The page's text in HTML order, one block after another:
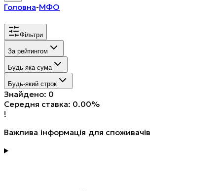
Головна-МФО
Фільтри
За рейтингом
Будь-яка сума
Будь-який строк
Знайдено: 0
Середня ставка: 0.00%
!
Важлива інформація для споживачів